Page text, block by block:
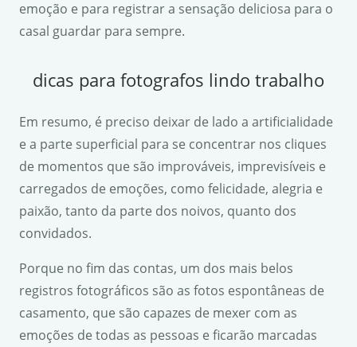
emoção e para registrar a sensação deliciosa para o
casal guardar para sempre.
dicas para fotografos lindo trabalho
Em resumo, é preciso deixar de lado a artificialidade
e a parte superficial para se concentrar nos cliques
de momentos que são improváveis, imprevisíveis e
carregados de emoções, como felicidade, alegria e
paixão, tanto da parte dos noivos, quanto dos
convidados.
Porque no fim das contas, um dos mais belos
registros fotográficos são as fotos espontâneas de
casamento, que são capazes de mexer com as
emoções de todas as pessoas e ficarão marcadas